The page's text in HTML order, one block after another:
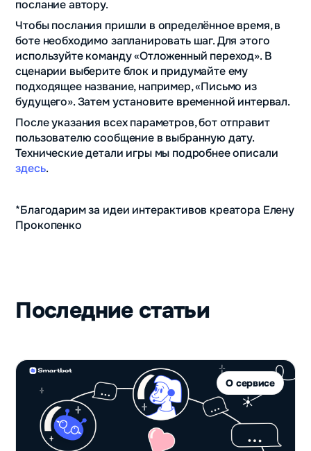
послание автору.
Чтобы послания пришли в определённое время, в
боте необходимо запланировать шаг. Для этого
используйте команду «Отложенный переход». В
сценарии выберите блок и придумайте ему
подходящее название, например, «Письмо из
будущего». Затем установите временной интервал.
После указания всех параметров, бот отправит
пользователю сообщение в выбранную дату.
Технические детали игры мы подробнее описали
здесь.
*Благодарим за идеи интерактивов креатора Елену
Прокопенко
Последние статьи
О сервисе